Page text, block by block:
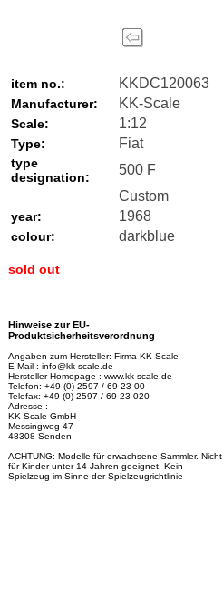
item no.: KKDC120063
Manufacturer: KK-Scale
Scale: 1:12
Type: Fiat
type
designation:
500 F
Custom
year: 1968
colour: darkblue
sold out
Hinweise zur EU-
Produktsicherheitsverordnung
Angaben zum Hersteller: Firma KK-Scale
E-Mail : info@kk-scale.de
Hersteller Homepage : www.kk-scale.de
Telefon: +49 (0) 2597 / 69 23 00
Telefax: +49 (0) 2597 / 69 23 020
Adresse :
KK-Scale GmbH
Messingweg 47
48308 Senden
ACHTUNG: Modelle für erwachsene Sammler. Nicht
für Kinder unter 14 Jahren geeignet. Kein
Spielzeug im Sinne der Spielzeugrichtlinie